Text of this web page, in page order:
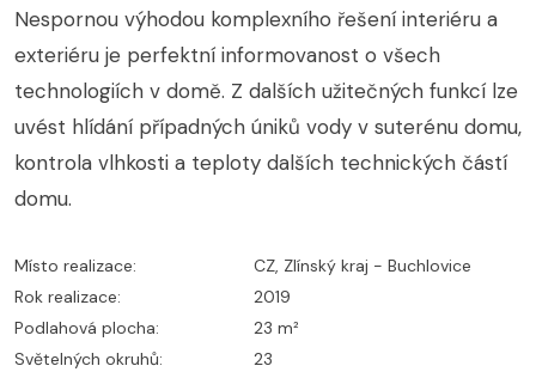
Nespornou výhodou komplexního řešení interiéru a
exteriéru je perfektní informovanost o všech
technologiích v domě. Z dalších užitečných funkcí lze
uvést hlídání případných úniků vody v suterénu domu,
kontrola vlhkosti a teploty dalších technických částí
domu.
Místo realizace:
CZ, Zlínský kraj - Buchlovice
Rok realizace:
2019
Podlahová plocha:
23 m²
Světelných okruhů:
23